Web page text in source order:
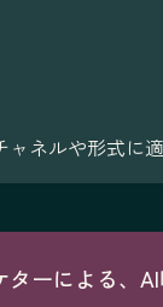
ネルや形式に
ーによる、